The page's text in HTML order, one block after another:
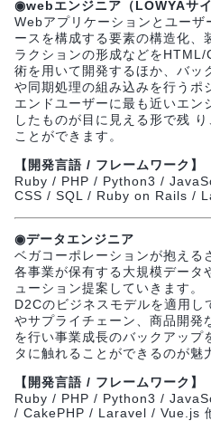
◉webエンジニア（LOWYAサイ
Webアプリケーションとユーザ
ースを構成する要素の構造化、
ラクションの形成などを
術を用いて開発するほか、バッ
や同期処理の組み込みを行うポ
エンドユーザーに最も近いエン
したものが目に見える形で残
ことができます。
【開発言語 / フレームワーク】
Ruby / PHP / Python3 /
CSS / SQL / Ruby on Rails /
◉データエンジニア
ベガコーポレーションが抱える
各事業が保有する大規模データ
ューション提案していきます。
D2Cのビジネスモデルを適用し
やサプライチェーン、商品開発
を行い事業成長のバックアップ
タに触れることができるのが魅
【開発言語 / フレームワーク】
Ruby / PHP / Python3 /
/ CakePHP / Laravel / Vue.js